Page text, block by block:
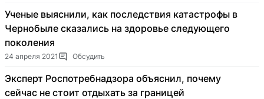
Ученые выяснили, как последствия катастрофы в
Чернобыле сказались на здоровье следующего
поколения
24 апреля 2021 Обсудить
Эксперт Роспотребнадзора объяснил, почему
сейчас не стоит отдыхать за границей